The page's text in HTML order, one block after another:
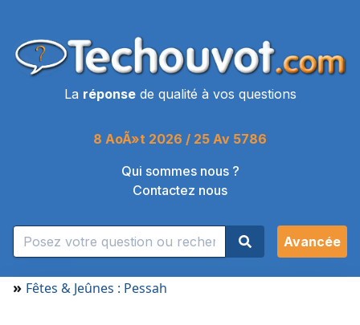
La réponsede qualité à vos questions
8 AoÃ»t 2026 / 25 Av 5786
Qui sommes nous ?
Contactez nous
Avancée
» Fêtes & Jeûnes : Pessah